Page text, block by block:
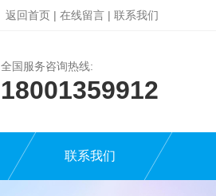
返回首页 | 在线留言 | 联系我们
全国服务咨询热线:
18001359912
联系我们